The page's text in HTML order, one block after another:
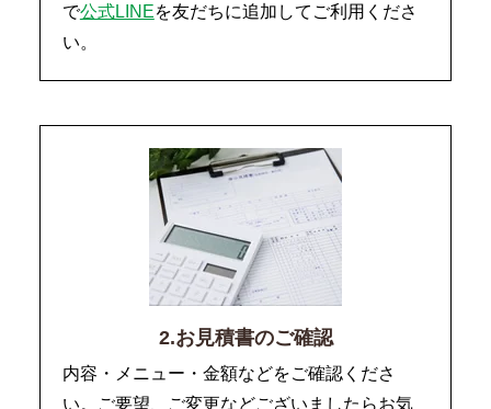
で公式LINEを友だちに追加してご利用くださ
い。
2.お見積書のご確認
内容・メニュー・金額などをご確認くださ
い。ご要望、ご変更などございましたらお気